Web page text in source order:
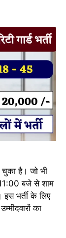
है। जो भी
11:00 बजे से शाम
भर्ती के लिए
का